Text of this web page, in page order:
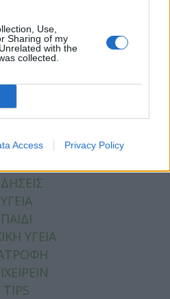
Use,
Sharing of my
with the
collected.
Access Privacy Policy
,ΕΟΠΥΥ,
ΚΥΡΙΑΚΟΣ
,ΡΕΠΟΡΤΑΖ ΥΓΕΙΑΣ
ΥΓΕΙΑ
ΠΑΙΔΙ
ΥΓΕΙΑ
TIPS